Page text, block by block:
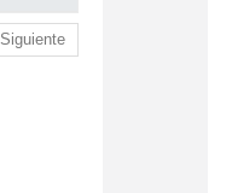
Siguiente